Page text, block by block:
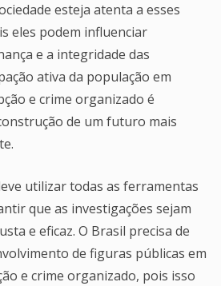
esteja atenta a esses
eles podem influenciar
e a integridade das
ativa da população em
e crime organizado é
de um futuro mais
utilizar todas as ferramentas
que as investigações sejam
e eficaz. O Brasil precisa de
de figuras públicas em
e crime organizado, pois isso